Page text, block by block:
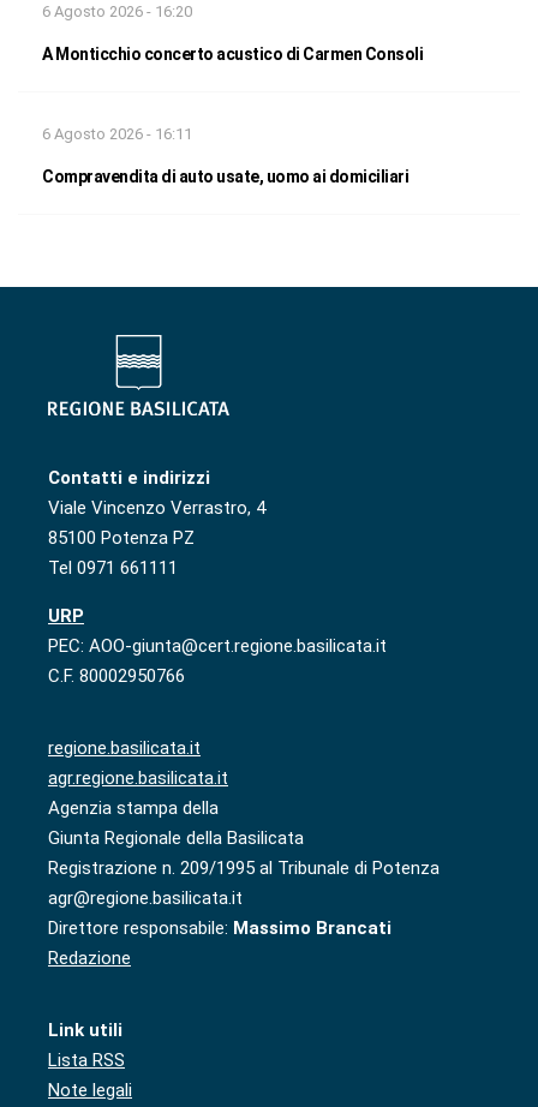
6 Agosto 2026 - 16:20
A Monticchio concerto acustico di Carmen Consoli
6 Agosto 2026 - 16:11
Compravendita di auto usate, uomo ai domiciliari
Contatti e indirizzi
Viale Vincenzo Verrastro, 4
85100 Potenza PZ
Tel 0971 661111
URP
PEC: AOO-giunta@cert.regione.basilicata.it
C.F. 80002950766
regione.basilicata.it
agr.regione.basilicata.it
Agenzia stampa della
Giunta Regionale della Basilicata
Registrazione n. 209/1995 al Tribunale di Potenza
agr@regione.basilicata.it
Direttore responsabile: Massimo Brancati
Redazione
Link utili
Lista RSS
Note legali